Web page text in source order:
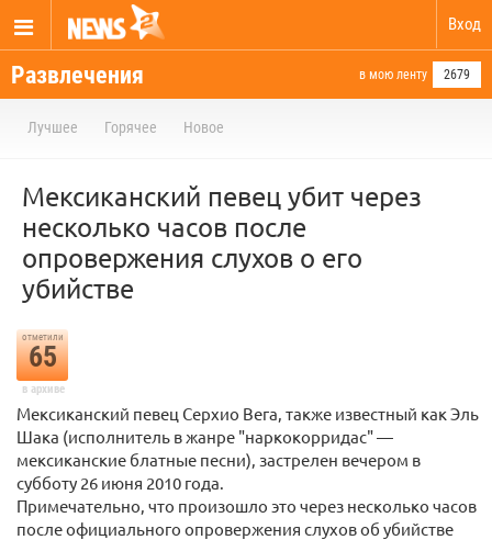
Вход
Развлечения в мою ленту 2679
Лучшее Горячее Новое
Мексиканский певец убит через
несколько часов после
опровержения слухов о его
убийстве
отметили
65
в архиве
Мексиканский певец Серхио Вега, также известный как Эль
Шака (исполнитель в жанре "наркокорридас" —
мексиканские блатные песни), застрелен вечером в
субботу 26 июня 2010 года.
Примечательно, что произошло это через несколько часов
после официального опровержения слухов об убийстве